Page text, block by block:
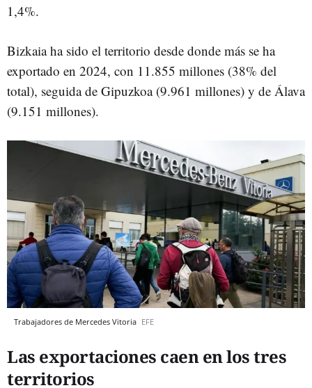
1,4%.
Bizkaia ha sido el territorio desde donde más se ha
exportado en 2024, con 11.855 millones (38% del
total), seguida de Gipuzkoa (9.961 millones) y de Álava
(9.151 millones).
Trabajadores de Mercedes Vitoria EFE
Las exportaciones caen en los tres
territorios